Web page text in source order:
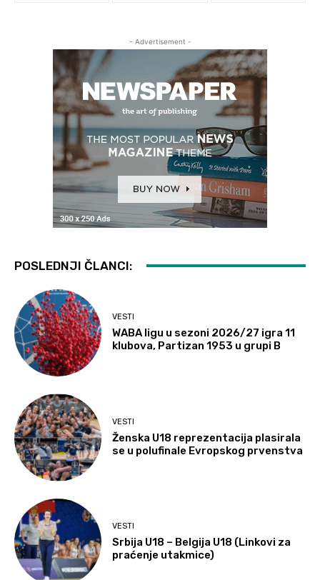
- Advertisement -
POSLEDNJI ČLANCI:
VESTI
WABA ligu u sezoni 2026/27 igra 11
klubova, Partizan 1953 u grupi B
VESTI
Ženska U18 reprezentacija plasirala
se u polufinale Evropskog prvenstva
VESTI
Srbija U18 – Belgija U18 (Linkovi za
praćenje utakmice)